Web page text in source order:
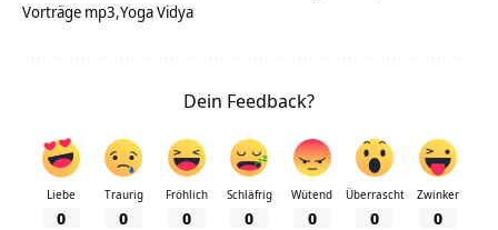
Vorträge mp3 Yoga Vidya
Dein Feedback?
Liebe
0
Traurig
0
Fröhlich
0
Schläfrig
0
Wütend
0
Überrascht
0
Zwinker
0